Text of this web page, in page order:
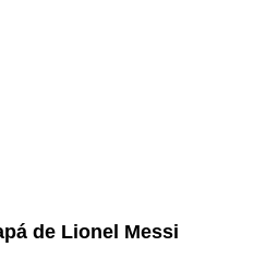
de Lionel Messi